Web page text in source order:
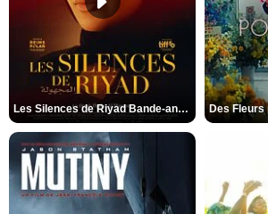
Les Silences de Riyad Bande-annonce VO STFR